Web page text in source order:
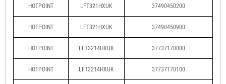
HOTPOINT LFT321HXUK 37490450200
HOTPOINT LFT321HXUK 37490450900
HOTPOINT LFT3214HXUK 37737170000
HOTPOINT LFT3214HXUK 37737170100